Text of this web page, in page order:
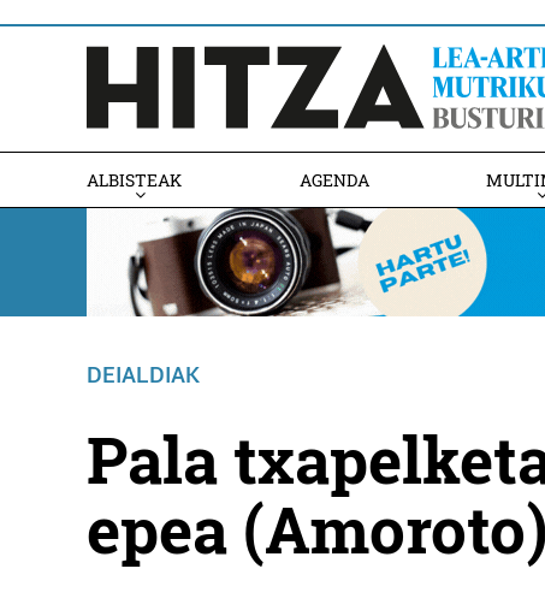
ALBISTEAK AGENDA
DEIALDIAK
Pala
epea (Amoroto)